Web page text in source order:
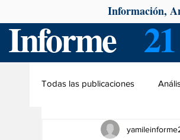
Informe 21
Información,
Todas las publicaciones